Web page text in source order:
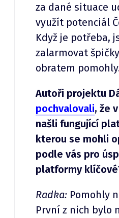
za dané situace
využít potenciál
Když je potřeba,
zalarmovat
obratem
Autoři projektu
pochvalovali, že
našli fungující
kterou se mohli
podle vás pro
platformy
Radka: Pomohly
První z nich bylo